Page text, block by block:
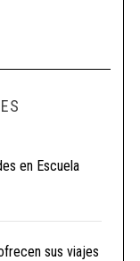
en Escuela
sus viajes